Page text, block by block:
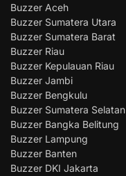
Buzzer Aceh
Buzzer Sumatera Utara
Buzzer Sumatera Barat
Buzzer Riau
Buzzer Kepulauan Riau
Buzzer Jambi
Buzzer Bengkulu
Buzzer Sumatera Selatan
Buzzer Bangka Belitung
Buzzer Lampung
Buzzer Banten
Buzzer DKI Jakarta